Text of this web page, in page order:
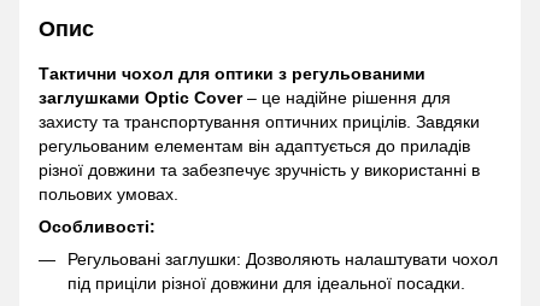
Опис
Тактични чохол для оптики з регульованими
заглушками Optic Cover– це надійне рішення для
захисту та транспортування оптичних прицілів. Завдяки
регульованим елементам він адаптується до приладів
різної довжини та забезпечує зручність у використанні в
польових умовах.
Особливості:
Регульовані заглушки: Дозволяють налаштувати чохол
під приціли різної довжини для ідеальної посадки.